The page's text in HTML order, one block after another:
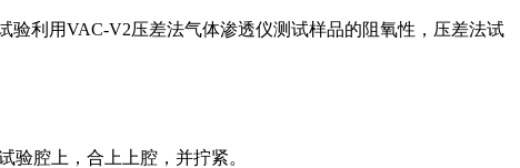
利用VAC-V2压差法气体渗透仪测试样品的阻氧性，压差法试
验腔上，合上上腔，并拧紧。